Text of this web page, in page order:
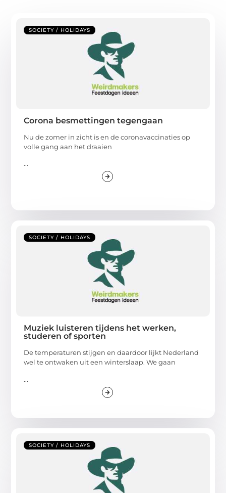
SOCIETY / HOLIDAYS
Corona besmettingen tegengaan
Nu de zomer in zicht is en de coronavaccinaties op
volle gang aan het draaien
...
SOCIETY / HOLIDAYS
Muziek luisteren tijdens het werken,
studeren of sporten
De temperaturen stijgen en daardoor lijkt Nederland
wel te ontwaken uit een winterslaap. We gaan
...
SOCIETY / HOLIDAYS